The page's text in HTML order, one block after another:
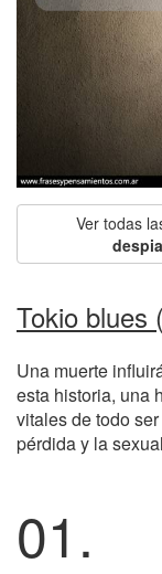
Ver todas
Tokio blues
Una muerte
esta historia, una
vitales de todo
pérdida y la
01.